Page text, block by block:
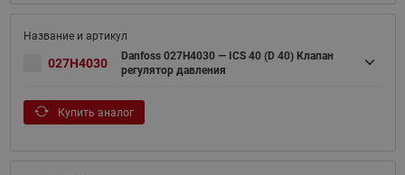
027H4030
Danfoss 027H4030 — ICS 40 (D 40) Клапан
регулятор давления
Купить аналог